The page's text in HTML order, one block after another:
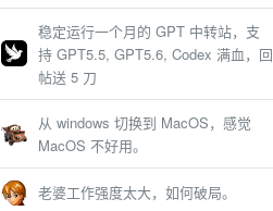
稳定运行一个月的 GPT 中转站，支
持 GPT5.5, GPT5.6, Codex 满血，回
帖送 5 刀
从 windows 切换到 MacOS，感觉
MacOS 不好用。
老婆工作强度太大，如何破局。